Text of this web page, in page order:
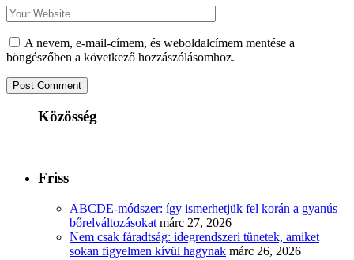
A nevem, e-mail-címem, és weboldalcímem mentése a
böngészőben a következő hozzászólásomhoz.
Közösség
Friss
ABCDE‑módszer: így ismerhetjük fel korán a gyanús
bőrelváltozásokat márc 27, 2026
Nem csak fáradtság: idegrendszeri tünetek, amiket
sokan figyelmen kívül hagynak márc 26, 2026